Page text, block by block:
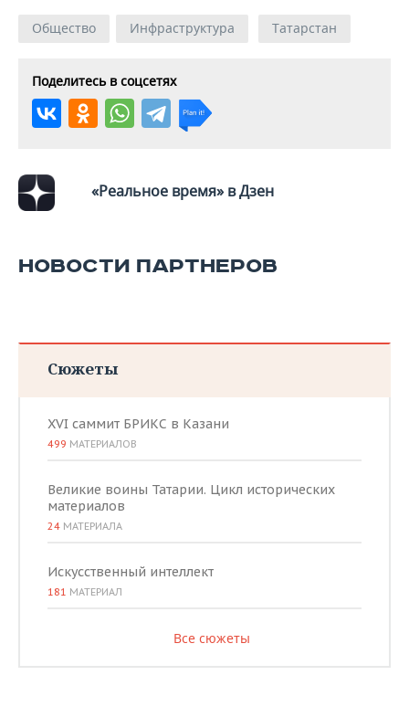
Общество Инфраструктура Татарстан
Поделитесь в соцсетях
«Реальное время» в Дзен
НОВОСТИ ПАРТНЕРОВ
Сюжеты
XVI саммит БРИКС в Казани
499 МАТЕРИАЛОВ
Великие воины Татарии. Цикл исторических
материалов
24 МАТЕРИАЛА
Искусственный интеллект
181 МАТЕРИАЛ
Все сюжеты